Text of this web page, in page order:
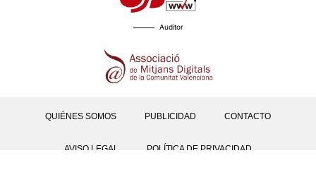
Auditor
QUIÉNES SOMOS PUBLICIDAD CONTACTO
AVISO LEGAL POLÍTICA DE PRIVACIDAD